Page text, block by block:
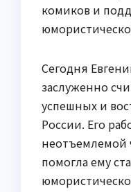
комиков и
Сегодня
заслуженно
успешных и
России. Его
неотъемлемой
помогла ему